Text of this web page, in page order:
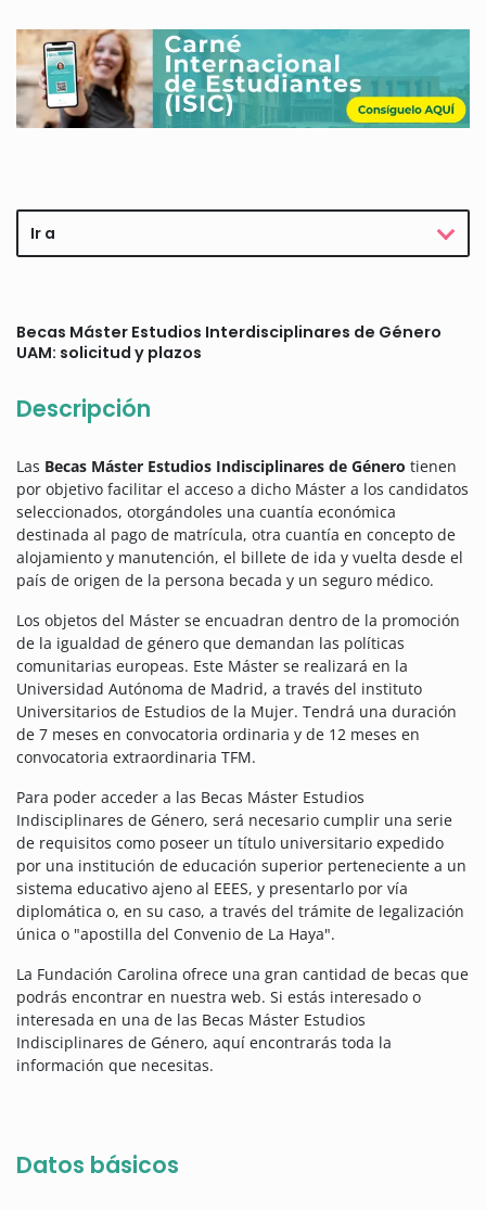
Ir a
Becas Máster Estudios Interdisciplinares de Género
UAM: solicitud y plazos
Descripción
Las Becas Máster Estudios Indisciplinares de Género tienen
por objetivo facilitar el acceso a dicho Máster a los candidatos
seleccionados, otorgándoles una cuantía económica
destinada al pago de matrícula, otra cuantía en concepto de
alojamiento y manutención, el billete de ida y vuelta desde el
país de origen de la persona becada y un seguro médico.
Los objetos del Máster se encuadran dentro de la promoción
de la igualdad de género que demandan las políticas
comunitarias europeas. Este Máster se realizará en la
Universidad Autónoma de Madrid, a través del instituto
Universitarios de Estudios de la Mujer. Tendrá una duración
de 7 meses en convocatoria ordinaria y de 12 meses en
convocatoria extraordinaria TFM.
Para poder acceder a las Becas Máster Estudios
Indisciplinares de Género, será necesario cumplir una serie
de requisitos como poseer un título universitario expedido
por una institución de educación superior perteneciente a un
sistema educativo ajeno al EEES, y presentarlo por vía
diplomática o, en su caso, a través del trámite de legalización
única o "apostilla del Convenio de La Haya".
La Fundación Carolina ofrece una gran cantidad de becas que
podrás encontrar en nuestra web. Si estás interesado o
interesada en una de las Becas Máster Estudios
Indisciplinares de Género, aquí encontrarás toda la
información que necesitas.
Datos básicos